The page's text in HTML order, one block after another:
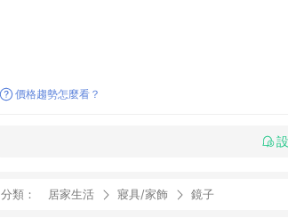
價格趨勢怎麼看？
分類： 居家生活 寢具/家飾 鏡子